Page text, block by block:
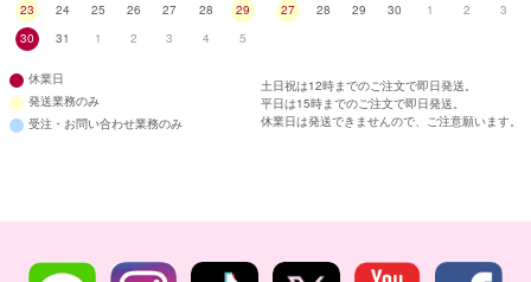
23
24 25 26 27 28
29
30
31 1 2 3 4 5
27
28 29 30 1 2 3
休業日
発送業務のみ
受注・お問い合わせ業務のみ
土日祝は12時までのご注文で即日発送。
平日は15時までのご注文で即日発送。
休業日は発送できませんので、ご注意願います。